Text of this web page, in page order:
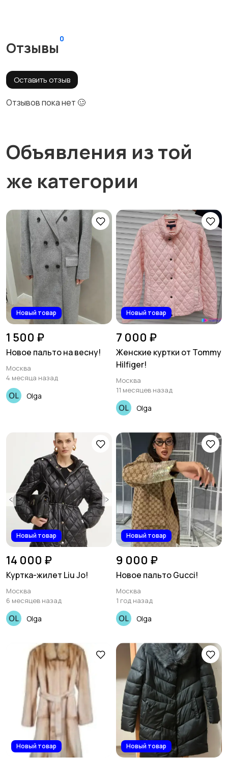
Отзывы
0
Оставить отзыв
Отзывов пока нет 🥴
Объявления из той
же категории
Новый товар
1 500 ₽
Новое пальто на весну!
Москва
4 месяца назад
Olga
Новый товар
7 000 ₽
Женские куртки от Tommy
Hilfiger!
Москва
11 месяцев назад
Olga
Новый товар
14 000 ₽
Куртка-жилет Liu Jo!
Москва
6 месяцев назад
Olga
Новый товар
9 000 ₽
Новое пальто Gucci!
Москва
1 год назад
Olga
Новый товар Новый товар